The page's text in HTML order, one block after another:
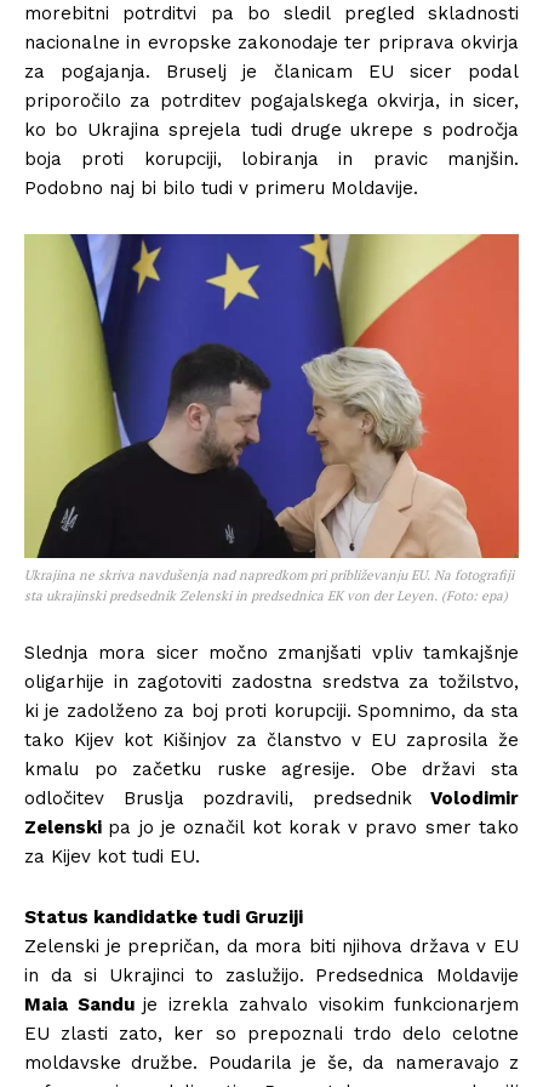
morebitni potrditvi pa bo sledil pregled skladnosti
nacionalne in evropske zakonodaje ter priprava okvirja
za pogajanja. Bruselj je članicam EU sicer podal
priporočilo za potrditev pogajalskega okvirja, in sicer,
ko bo Ukrajina sprejela tudi druge ukrepe s področja
boja proti korupciji, lobiranja in pravic manjšin.
Podobno naj bi bilo tudi v primeru Moldavije.
Ukrajina ne skriva navdušenja nad napredkom pri približevanju EU. Na fotografiji
sta ukrajinski predsednik Zelenski in predsednica EK von der Leyen. (Foto: epa)
Slednja mora sicer močno zmanjšati vpliv tamkajšnje
oligarhije in zagotoviti zadostna sredstva za tožilstvo,
ki je zadolženo za boj proti korupciji. Spomnimo, da sta
tako Kijev kot Kišinjov za članstvo v EU zaprosila že
kmalu po začetku ruske agresije. Obe državi sta
odločitev Bruslja pozdravili, predsednik Volodimir
Zelenski pa jo je označil kot korak v pravo smer tako
za Kijev kot tudi EU.
Status kandidatke tudi Gruziji
Zelenski je prepričan, da mora biti njihova država v EU
in da si Ukrajinci to zaslužijo. Predsednica Moldavije
Maia Sandu je izrekla zahvalo visokim funkcionarjem
EU zlasti zato, ker so prepoznali trdo delo celotne
moldavske družbe. Poudarila je še, da nameravajo z